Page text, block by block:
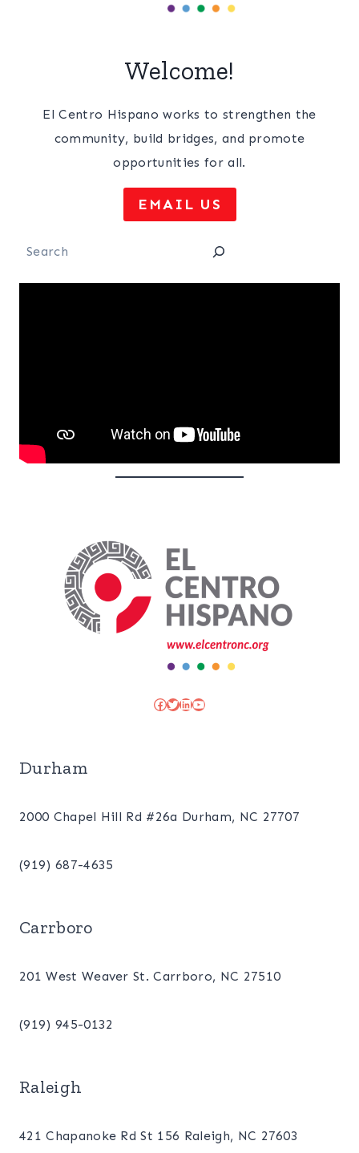
Welcome!
El Centro Hispano works to strengthen the
community, build bridges, and promote
opportunities for all.
EMAIL US
Search
Facebook
Twitter
LinkedIn
YouTube
Durham
2000 Chapel Hill Rd #26a Durham, NC 27707
(919) 687-4635
Carrboro
201 West Weaver St. Carrboro, NC 27510
(919) 945-0132
Raleigh
421 Chapanoke Rd St 156 Raleigh, NC 27603